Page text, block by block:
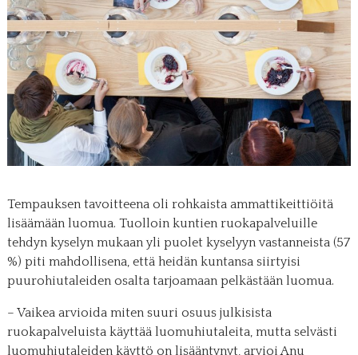
Tempauksen tavoitteena oli rohkaista ammattikeittiöitä
lisäämään luomua. Tuolloin kuntien ruokapalveluille
tehdyn kyselyn mukaan yli puolet kyselyyn vastanneista (57
%) piti mahdollisena, että heidän kuntansa siirtyisi
puurohiutaleiden osalta tarjoamaan pelkästään luomua.
– Vaikea arvioida miten suuri osuus julkisista
ruokapalveluista käyttää luomuhiutaleita, mutta selvästi
luomuhiutaleiden käyttö on lisääntynyt, arvioi Anu